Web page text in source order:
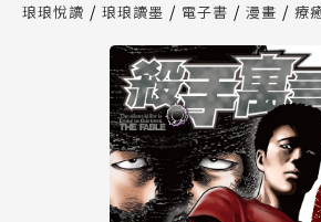
【公告】琅琅讀墨 3 分鐘完成書
請圖文教學
【公告】琅琅書店服務升級重要
查詢
【公告】因 Readmoo 讀墨系統
停部分閱讀服務
琅琅悅讀 琅琅讀墨 電子書 漫畫 療